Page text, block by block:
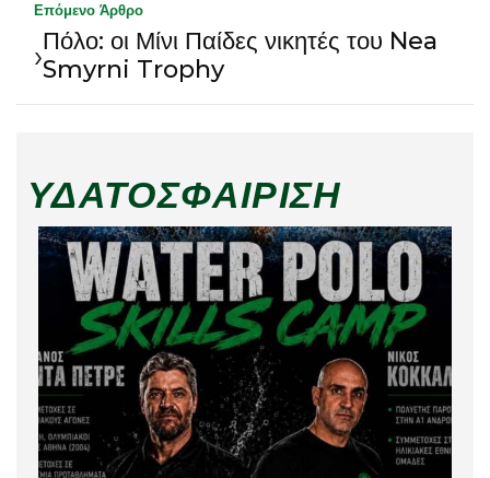
Επόμενο Άρθρο
›Πόλο: οι Μίνι Παίδες νικητές του Nea
Smyrni Trophy
ΥΔΑΤΟΣΦΑΊΡΙΣΗ